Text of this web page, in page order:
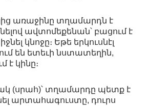
առաջինը տղամարդն է
ավտոմեքենան՝ բացում է
կնոջը։ Եթե երկուսնէլ
են ետեւի նստատեղին,
է կինը։
(սրահ)՝ տղամարդը պետք է
արտահագուստը, դուրս